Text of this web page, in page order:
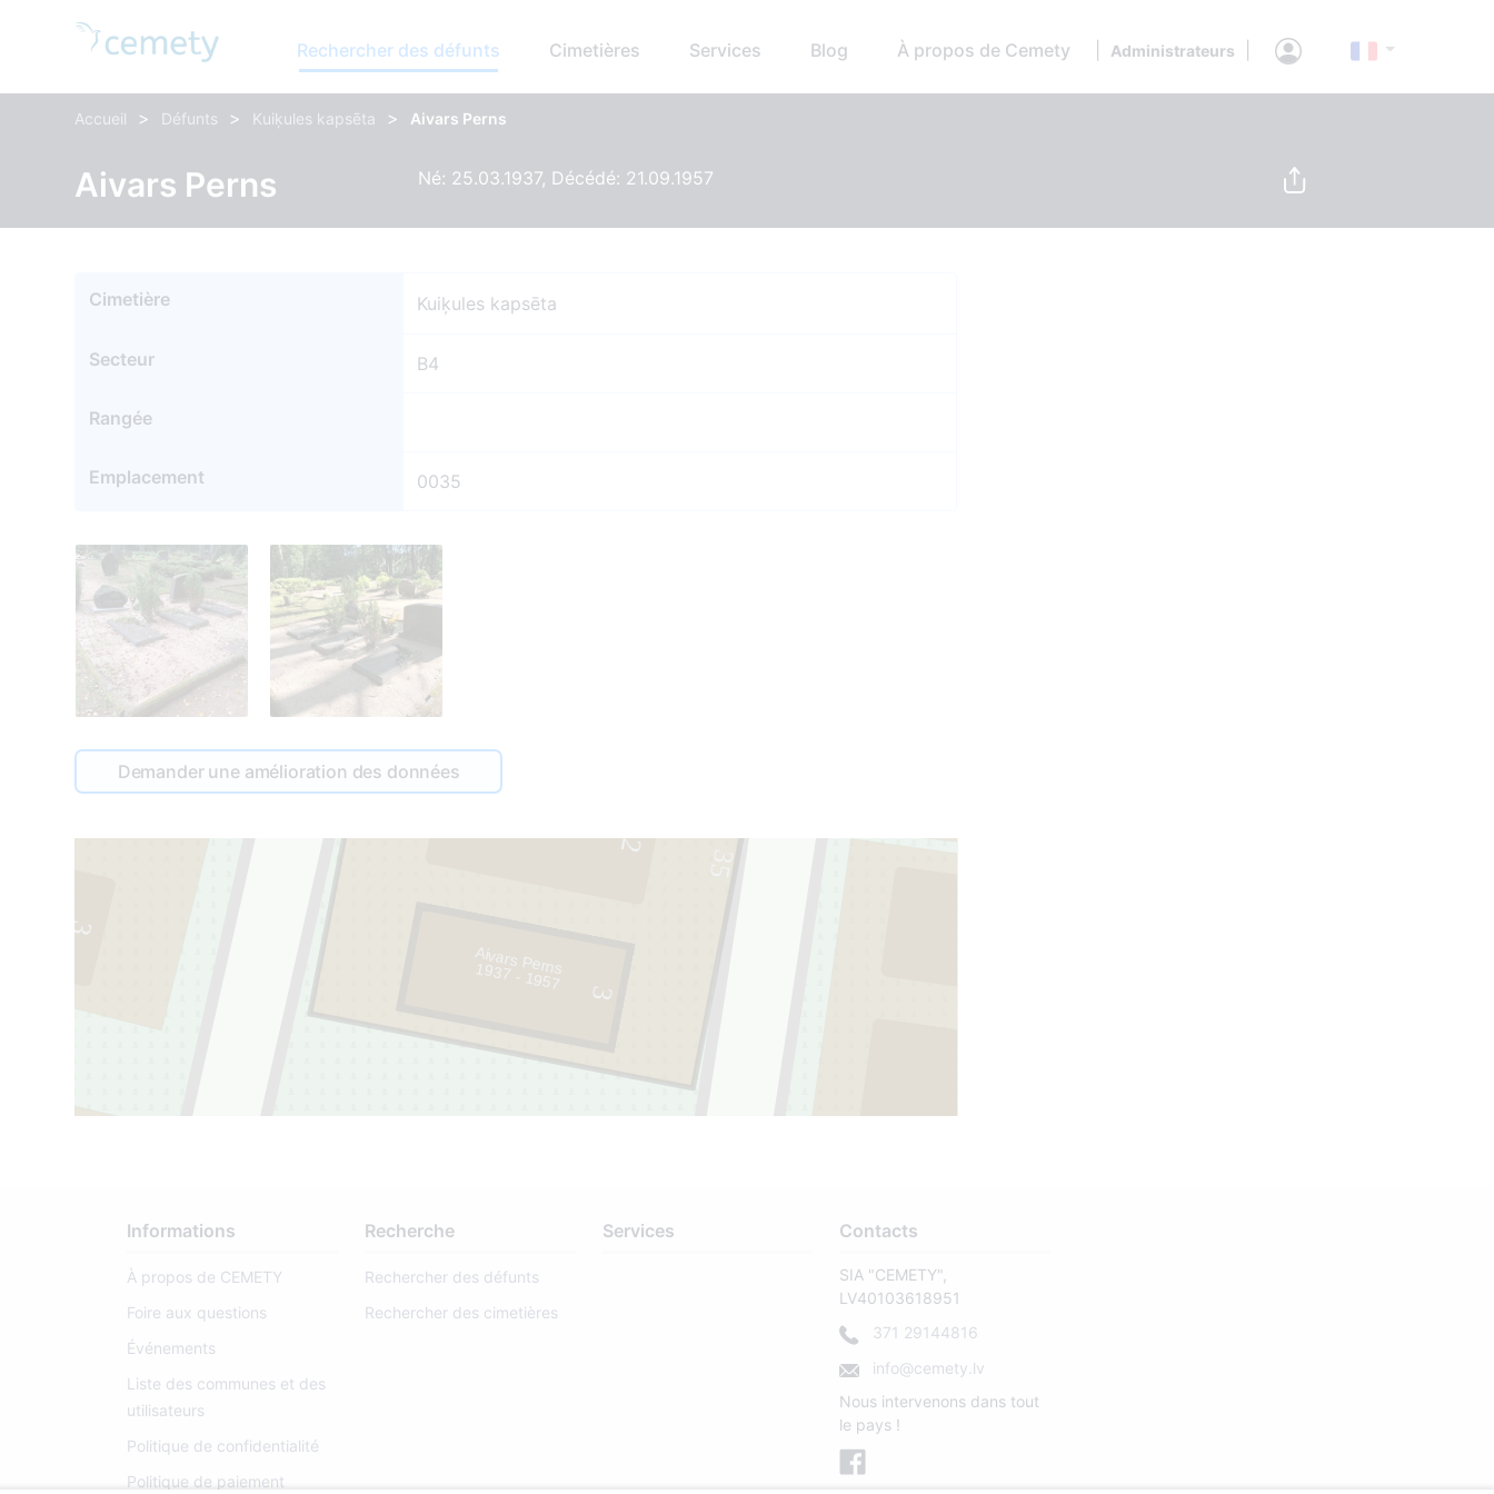
Rechercher des défunts Cimetières Services Blog À propos de Cemety Administrateurs
Accueil > Défunts > Kuiķules kapsēta > Aivars Perns
Aivars Perns Né: 25.03.1937, Décédé: 21.09.1957
Cimetière Kuiķules kapsēta
Secteur B4
Rangée
Emplacement 0035
Demander une amélioration des données
5
35
2
3
3
Aivars Perns
1937 - 1957
Informations
À propos de CEMETY
Foire aux questions
Événements
Liste des communes et des
utilisateurs
Politique de confidentialité
Politique de paiement
Recherche
Rechercher des défunts
Rechercher des cimetières
Services Contacts
SIA "CEMETY",
LV40103618951
371 29144816
info@cemety.lv
Nous intervenons dans tout
le pays !